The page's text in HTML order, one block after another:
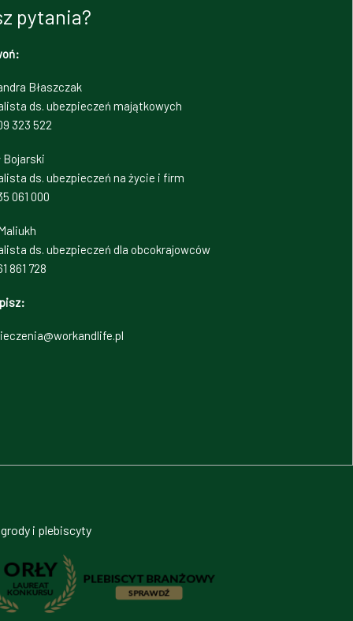
pytania?
Błaszczak
ds. ubezpieczeń majątkowych
323 522
Bojarski
ds. ubezpieczeń na życie i firm
061 000
ds. ubezpieczeń dla obcokrajowców
861 728
i plebiscyty